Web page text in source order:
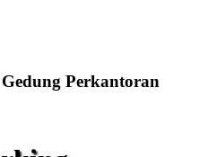
Perkantoran